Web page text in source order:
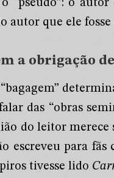
“pseudo”: o
autor que ele
a obrigação
das “obras
do leitor
escreveu para fãs
tivesse lido